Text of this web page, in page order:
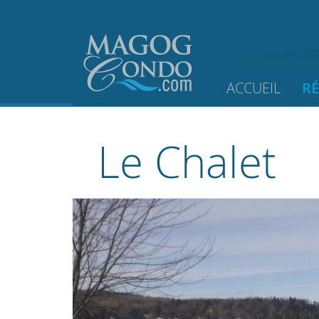
ACCUEIL
Le Chalet